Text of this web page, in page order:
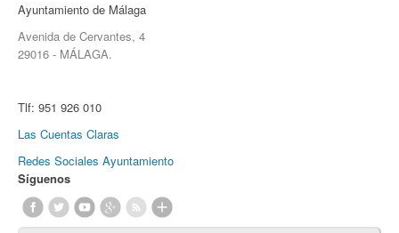
Ayuntamiento de Málaga
Avenida de Cervantes, 4
29016 - MÁLAGA.
Tlf: 951 926 010
Las Cuentas Claras
Redes Sociales Ayuntamiento
Síguenos